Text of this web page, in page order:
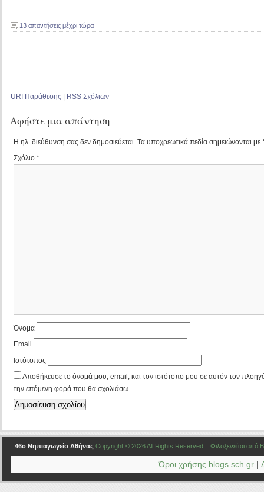
13 απαντήσεις μέχρι τώρα
URI Παράθεσης RSS Σχόλιων
Αφήστε μια απάντηση
Η ηλ. διεύθυνση σας δεν δημοσιεύεται. Τα υποχρεωτικά πεδία σημειώνονται με
Σχόλιο *
Όνομα
Email
Ιστότοπος
Αποθήκευσε το όνομά μου, email, και τον ιστότοπο μου σε αυτόν τον
την επόμενη φορά που θα σχολιάσω.
46ο Νηπιαγωγείο Αθήνας Copyright © 2026 All Rights Reserved. Φιλοξενείται από
Όροι χρήσης blogs.sch.gr|